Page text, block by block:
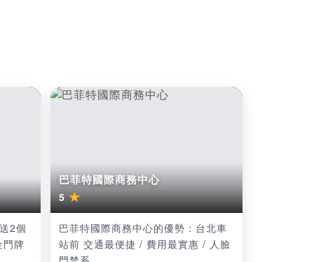
2個
牌
巴菲特國際商務中心
5★
巴菲特國際商務中心的優勢：台北車
站前 交通最便捷 / 費用最實惠 / 人臉